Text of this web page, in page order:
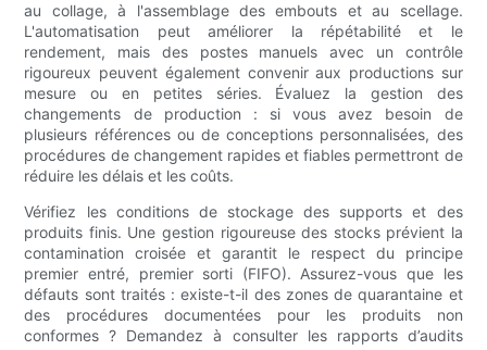
au collage, à l'assemblage des embouts et au scellage.
L'automatisation peut améliorer la répétabilité et le
rendement, mais des postes manuels avec un contrôle
rigoureux peuvent également convenir aux productions sur
mesure ou en petites séries. Évaluez la gestion des
changements de production : si vous avez besoin de
plusieurs références ou de conceptions personnalisées, des
procédures de changement rapides et fiables permettront de
réduire les délais et les coûts.
Vérifiez les conditions de stockage des supports et des
produits finis. Une gestion rigoureuse des stocks prévient la
contamination croisée et garantit le respect du principe
premier entré, premier sorti (FIFO). Assurez-vous que les
défauts sont traités : existe-t-il des zones de quarantaine et
des procédures documentées pour les produits non
conformes ? Demandez à consulter les rapports d’audits